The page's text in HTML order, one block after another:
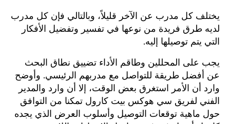
يختلف كل مدرب عن الآخر قليلاً، وبالتالي فإن كل مدرب
لديه طرق فريدة من نوعها في تفسير وتفضيل الأفكار
التي يتم توصيلها إليه.
يجب على المحللين وطاقم الأداء تضييق نطاق البحث
عن أفضل طريقة للتواصل مع مدربهم الرئيسي. وأوضح
وارد أن الأمر استغرق بعض الوقت، إلا أن وارد والمدير
الفني لفريق سي هوكس بيت كارول تمكنا من التوافق
حول ماهية توقعات التوصيل وأسلوب العرض الذي يجده